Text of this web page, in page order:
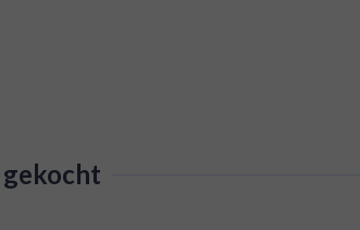
gekocht